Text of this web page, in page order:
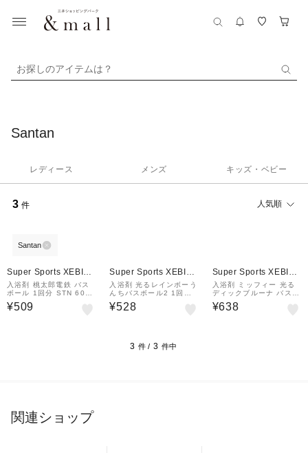
お探しのアイテムは？
Santan
レディース メンズ キッズ・ベビー
3 件 人気順
Santan
Super Sports XEBIO
&mall店
入浴剤 桃太郎電鉄 バス
ボール 1回分 STN 600-
7975
¥509
Super Sports XEBIO
&mall店
入浴剤 光るレインボーう
んちバスボール2 1回分
STN 601-6295
¥528
Super Sports XEBIO
&mall店
入浴剤 ミッフィー 光る
ディックブルーナ バスボ
ール 1回分 STN 601-62
78
¥638
3 件 / 3 件中
関連ショップ